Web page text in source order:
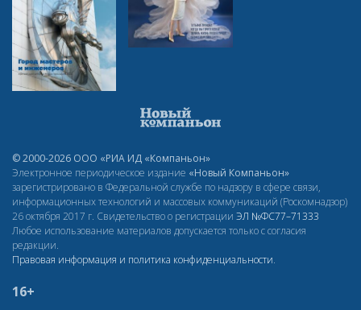
© 2000-2026 ООО «РИА ИД «Компаньон»
Электронное периодическое издание «Новый Компаньон»
зарегистрировано в Федеральной службе по надзору в сфере связи,
информационных технологий и массовых коммуникаций (Роскомнадзор)
26 октября 2017 г. Свидетельство о регистрации ЭЛ №ФС77–71333
Любое использование материалов допускается только с согласия
редакции.
Правовая информация и политика конфиденциальности.
16+